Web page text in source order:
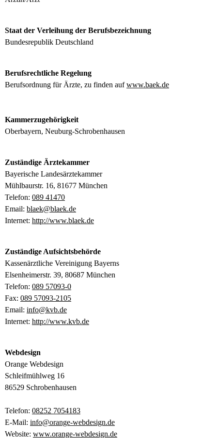
Staat der Verleihung der Berufsbezeichnung
Bundesrepublik Deutschland
Berufsrechtliche Regelung
Berufsordnung für Ärzte, zu finden aufwww.baek.de
Kammerzugehörigkeit
Oberbayern, Neuburg-Schrobenhausen
Zuständige Ärztekammer
Bayerische Landesärztekammer
Mühlbaurstr. 16, 81677 München
Telefon: 089 41470
Email: blaek@blaek.de
Internet: http://www.blaek.de
Zuständige Aufsichtsbehörde
Kassenärztliche Vereinigung Bayerns
Elsenheimerstr. 39, 80687 München
Telefon: 089 57093-0
Fax: 089 57093-2105
Email: info@kvb.de
Internet: http://www.kvb.de
Webdesign
Orange Webdesign
Schleifmühlweg 16
86529 Schrobenhausen
Telefon: 08252 7054183
E-Mail: info@orange-webdesign.de
Website: www.orange-webdesign.de